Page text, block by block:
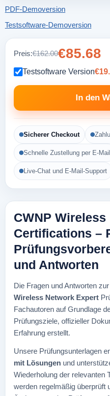
PDF-Demoversion
Testsoftware-Demoversion
Preis:€162.00€85.68
Testsoftware Version
In den
Sicherer Checkout
Schnelle Zustellung per E-Mail
Live-Chat und E-Mail-Support
CWNP Wireless
Certifications –
und Antworten
Die Fragen und Antworten zur
Wireless Network Expert
Fachautoren auf Grundlage
Prüfungsziele, offizieller
Erfahrung erstellt.
Unsere Prüfungsunterlagen
mit Lösungen und
Wiederholung der relevanten
werden regelmäßig überprüft